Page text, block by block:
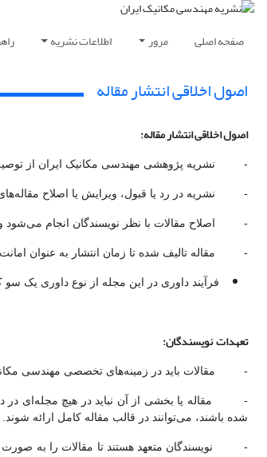
صفحه اصلی مرور اطلاعات نشریه
اصول اخلاقی انتشار مقاله
اصول اخلاقی انتشار مقاله:
- نشریه پژوهشی مهندسی مکانیک ایران از
- نشریه در رد یا قبول، ویرایش یا اصلاح
- اصلاح مقالات با نظر نویسندگان انجام می‌شود
- مقاله تالیف شده تا زمان انتشار به عنوان امانت
فرآیند داوری در این مجله از نوع داوری یک سو
تعهدات نویسندگان:
- مقالات باید در زمینه‌های تخصصی مهندسی مکانیک
- مقاله یا بخشی از آن نباید در هیچ مجله‌ای در
شده باشند، می‌توانند در قالب مقاله کامل ارائه
- نویسندگان متعهد هستند تا مقالات را به صورت